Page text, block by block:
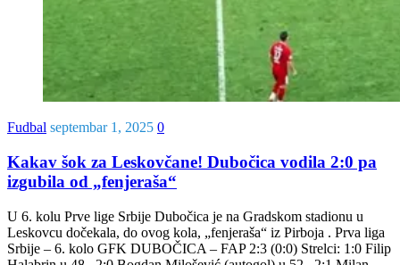
Fudbal septembar 1, 2025 0
Kakav šok za Leskovčane! Dubočica vodila 2:0 pa
izgubila od „fenjeraša“
U 6. kolu Prve lige Srbije Dubočica je na Gradskom stadionu u
Leskovcu dočekala, do ovog kola, „fenjeraša“ iz Pirboja . Prva liga
Srbije – 6. kolo GFK DUBOČICA – FAP 2:3 (0:0) Strelci: 1:0 Filip